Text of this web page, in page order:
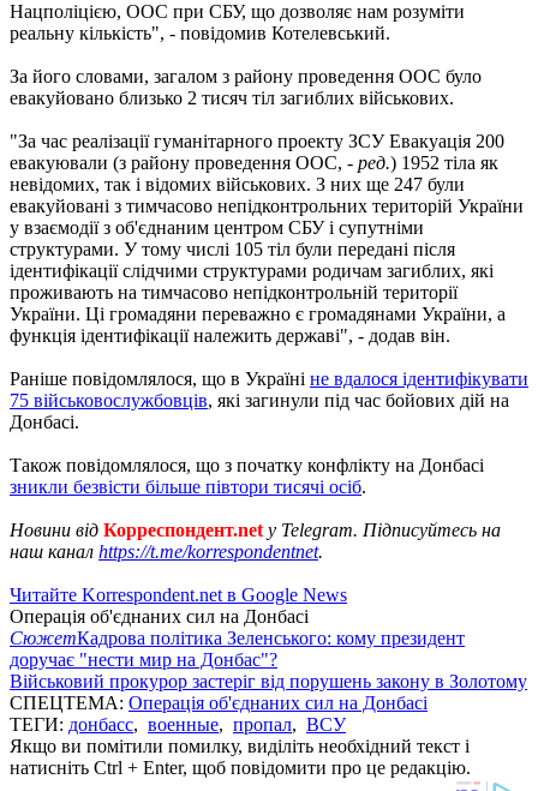
Нацполіцією, ООС при СБУ, що дозволяє нам розуміти
реальну кількість", - повідомив Котелевський.
За його словами, загалом з району проведення ООС було
евакуйовано близько 2 тисяч тіл загиблих військових.
"За час реалізації гуманітарного проекту ЗСУ Евакуація 200
евакуювали (з району проведення ООС, - ред.) 1952 тіла як
невідомих, так і відомих військових. З них ще 247 були
евакуйовані з тимчасово непідконтрольних територій України
у взаємодії з об'єднаним центром СБУ і супутніми
структурами. У тому числі 105 тіл були передані після
ідентифікації слідчими структурами родичам загиблих, які
проживають на тимчасово непідконтрольній території
України. Ці громадяни переважно є громадянами України, а
функція ідентифікації належить державі", - додав він.
Раніше повідомлялося, що в Україні не вдалося ідентифікувати
75 військовослужбовців, які загинули під час бойових дій на
Донбасі.
Також повідомлялося, що з початку конфлікту на Донбасі
зникли безвісти більше півтори тисячі осіб.
Новини від Корреспондент.net у Telegram. Підписуйтесь на
наш канал https://t.me/korrespondentnet.
Читайте Korrespondent.net в Google News
Операція об'єднаних сил на Донбасі
СюжетКадрова політика Зеленського: кому президент
доручає "нести мир на Донбас"?
Військовий прокурор застеріг від порушень закону в Золотому
СПЕЦТЕМА: Операція об'єднаних сил на Донбасі
ТЕГИ: донбасс, военные, пропал, ВСУ
Якщо ви помітили помилку, виділіть необхідний текст і
натисніть Ctrl + Enter, щоб повідомити про це редакцію.